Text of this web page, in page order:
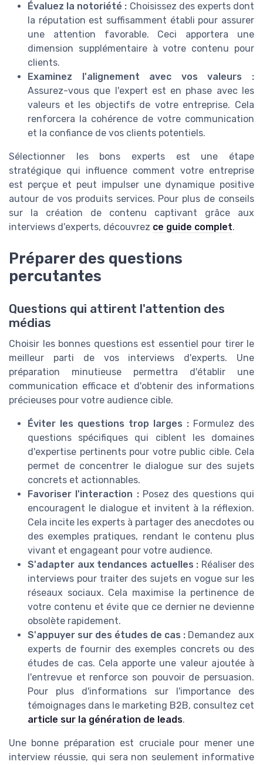
Évaluez la notoriété : Choisissez des experts dont
la réputation est suffisamment établi pour assurer
une attention favorable. Ceci apportera une
dimension supplémentaire à votre contenu pour
clients.
Examinez l'alignement avec vos valeurs :
Assurez-vous que l'expert est en phase avec les
valeurs et les objectifs de votre entreprise. Cela
renforcera la cohérence de votre communication
et la confiance de vos clients potentiels.
Sélectionner les bons experts est une étape
stratégique qui influence comment votre entreprise
est perçue et peut impulser une dynamique positive
autour de vos produits services. Pour plus de conseils
sur la création de contenu captivant grâce aux
interviews d'experts, découvrez ce guide complet.
Préparer des questions
percutantes
Questions qui attirent l'attention des
médias
Choisir les bonnes questions est essentiel pour tirer le
meilleur parti de vos interviews d'experts. Une
préparation minutieuse permettra d'établir une
communication efficace et d'obtenir des informations
précieuses pour votre audience cible.
Éviter les questions trop larges : Formulez des
questions spécifiques qui ciblent les domaines
d'expertise pertinents pour votre public cible. Cela
permet de concentrer le dialogue sur des sujets
concrets et actionnables.
Favoriser l'interaction :Posez des questions qui
encouragent le dialogue et invitent à la réflexion.
Cela incite les experts à partager des anecdotes ou
des exemples pratiques, rendant le contenu plus
vivant et engageant pour votre audience.
S'adapter aux tendances actuelles : Réaliser des
interviews pour traiter des sujets en vogue sur les
réseaux sociaux. Cela maximise la pertinence de
votre contenu et évite que ce dernier ne devienne
obsolète rapidement.
S'appuyer sur des études de cas : Demandez aux
experts de fournir des exemples concrets ou des
études de cas. Cela apporte une valeur ajoutée à
l'entrevue et renforce son pouvoir de persuasion.
Pour plus d'informations sur l'importance des
témoignages dans le marketing B2B, consultez cet
article sur la génération de leads.
Une bonne préparation est cruciale pour mener une
interview réussie, qui sera non seulement informative